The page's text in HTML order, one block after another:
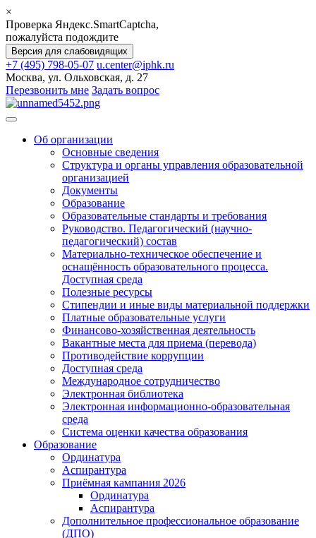
×
Проверка Яндекс.SmartCaptcha,
пожалуйста подождите
Версия для слабовидящих
+7 (495) 798-05-07 u.center@iphk.ru
Москва, ул. Ольховская, д. 27
Перезвонить мне Задать вопрос
Об организации
Основные сведения
Структура и органы управления образовательной
организацией
Документы
Образование
Образовательные стандарты и требования
Руководство. Педагогический (научно-
педагогический) состав
Материально-техническое обеспечение и
оснащённость образовательного процесса.
Доступная среда
Полезные ресурсы
Стипендии и иные виды материальной поддержки
Платные образовательные услуги
Финансово-хозяйственная деятельность
Вакантные места для приема (перевода)
Противодействие коррупции
Доступная среда
Международное сотрудничество
Электронная библиотека
Электронная информационно-образовательная
среда
Система оценки качества образования
Образование
Ординатура
Аспирантура
Приёмная кампания 2026
Ординатура
Аспирантура
Дополнительное профессиональное образование
(ДПО)